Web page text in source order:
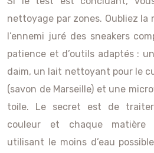
nettoyage par zones. Oubliez la
l’ennemi juré des sneakers
patience et d’outils adaptés :
daim, un lait nettoyant pour le
(savon de Marseille) et une
toile. Le secret est de
couleur et chaque matière
utilisant le moins d’eau